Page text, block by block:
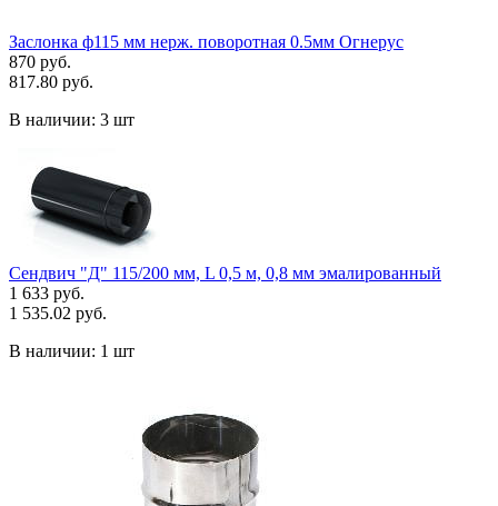
Заслонка ф115 мм нерж. поворотная 0.5мм Огнерус
870 руб.
817.80 руб.
В наличии: 3 шт
Сендвич "Д" 115/200 мм, L 0,5 м, 0,8 мм эмалированный
1 633 руб.
1 535.02 руб.
В наличии: 1 шт